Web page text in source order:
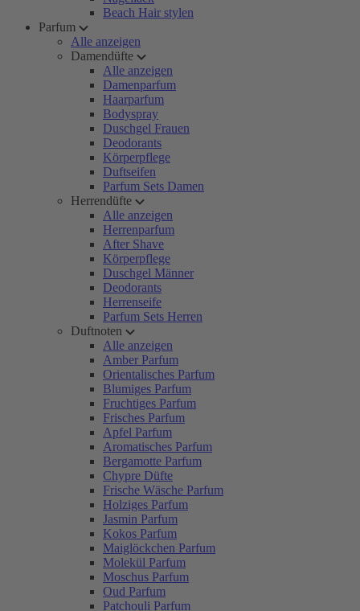
Beach Hair stylen
Parfum
Alle anzeigen
Damendüfte
Alle anzeigen
Damenparfum
Haarparfum
Bodyspray
Duschgel Frauen
Deodorants
Körperpflege
Duftseifen
Parfum Sets Damen
Herrendüfte
Alle anzeigen
Herrenparfum
After Shave
Körperpflege
Duschgel Männer
Deodorants
Herrenseife
Parfum Sets Herren
Duftnoten
Alle anzeigen
Amber Parfum
Orientalisches Parfum
Blumiges Parfum
Fruchtiges Parfum
Frisches Parfum
Apfel Parfum
Aromatisches Parfum
Bergamotte Parfum
Chypre Düfte
Frische Wäsche Parfum
Holziges Parfum
Jasmin Parfum
Kokos Parfum
Maiglöckchen Parfum
Molekül Parfum
Moschus Parfum
Oud Parfum
Patchouli Parfum